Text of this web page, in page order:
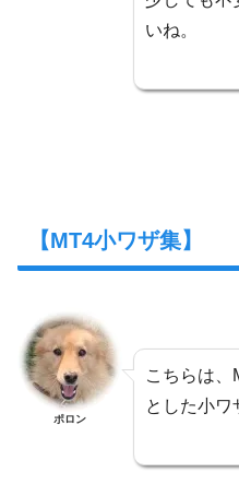
いね。
【MT4小ワザ集】
ポロン
こちらは、
とした小ワ